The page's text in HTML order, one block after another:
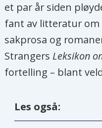
et par år siden
fant av litteratur om
sakprosa og
Strangers Leksikon
fortelling – blant
Les også: